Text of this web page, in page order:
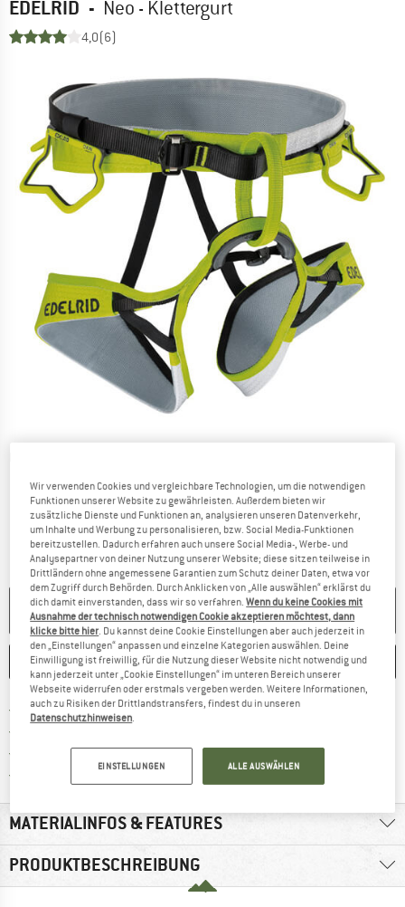
EDELRID - Neo - Klettergurt
4,0(6)
NICHT MEHR LIEFERBAR
MERKEN VERGLEICHEN
Portofrei ab 69 € (DE)Finde mehr Informationen zu den
Kauf auf RechnungFinde die Zahlungs-Infos hier! Öffnet
Trusted Shops Käuferschutz
Finde alle Infos hier!
MATERIALINFOS & FEATURES
PRODUKTBESCHREIBUNG
Wir verwenden Cookies und vergleichbare Technologien, um die notwendigen
Funktionen unserer Website zu gewährleisten. Außerdem bieten wir
zusätzliche Dienste und Funktionen an, analysieren unseren Datenverkehr,
um Inhalte und Werbung zu personalisieren, bzw. Social Media-Funktionen
bereitzustellen. Dadurch erfahren auch unsere Social Media-, Werbe- und
Analysepartner von deiner Nutzung unserer Website; diese sitzen teilweise in
Drittländern ohne angemessene Garantien zum Schutz deiner Daten, etwa vor
dem Zugriff durch Behörden. Durch Anklicken von „Alle auswählen“ erklärst du
dich damit einverstanden, dass wir so verfahren.Wenn du keine Cookies mit
Ausnahme der technisch notwendigen Cookie akzeptieren möchtest, dann
klicke bitte hier. Du kannst deine Cookie Einstellungen aber auch jederzeit in
den „Einstellungen“ anpassen und einzelne Kategorien auswählen. Deine
Einwilligung ist freiwillig, für die Nutzung dieser Website nicht notwendig und
kann jederzeit unter „Cookie Einstellungen“ im unteren Bereich unserer
Webseite widerrufen oder erstmals vergeben werden. Weitere Informationen,
auch zu Risiken der Drittlandstransfers, findest du in unseren
Datenschutzhinweisen.
EINSTELLUNGEN ALLE AUSWÄHLEN